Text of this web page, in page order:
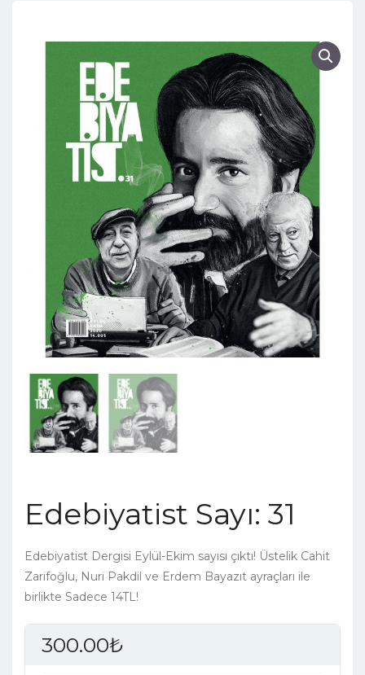
Edebiyatist Sayı: 31
Edebiyatist Dergisi Eylül-Ekim sayısı çıktı! Üstelik Cahit
Zarifoğlu, Nuri Pakdil ve Erdem Bayazıt ayraçları ile
birlikte Sadece 14TL!
300.00₺